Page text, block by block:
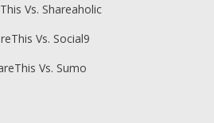
Vs. Shareaholic
Vs. Social9
Vs. Sumo